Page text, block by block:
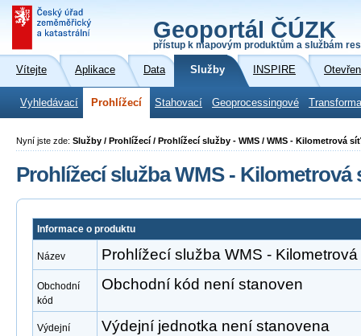
Geoportál ČÚZK
přístup k mapovým produktům a službám
Vítejte Aplikace Data Služby INSPIRE
Vyhledávací Prohlížecí Stahovací Geoprocessingové
Nyní jste zde: Služby / Prohlížecí / Prohlížecí služby - WMS / WMS - Kilometrová
Prohlížecí služba WMS - Kilometrová
Informace o produktu
Název Prohlížecí služba WMS -
Obchodní
kód
Obchodní kód není stanoven
Výdejní
Výdejní jednotka není stanovena